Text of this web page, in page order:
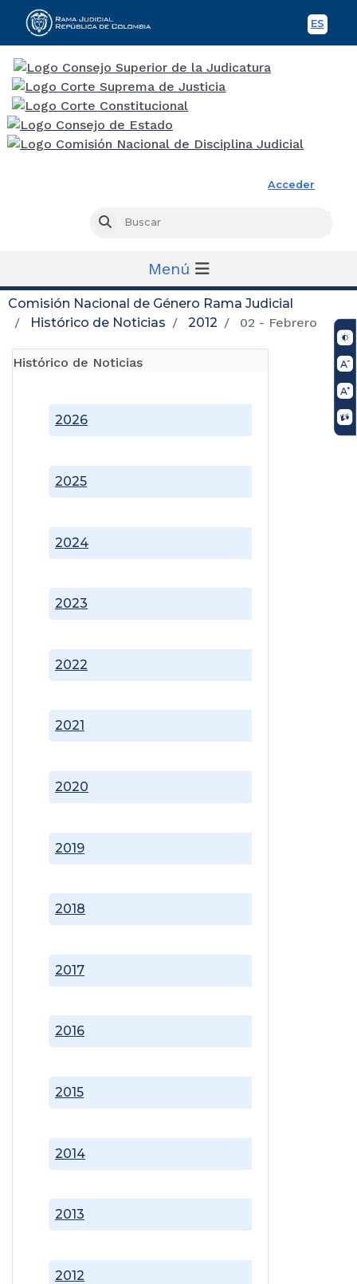
ES
Acceder
Buscar
Menú
Comisión Nacional de Género Rama Judicial
Histórico de Noticias
2012 02 - Febrero
Histórico de Noticias
2012
2013
2014
2015
2016
2017
2018
2019
2020
2021
2022
2023
2024
2025
2026